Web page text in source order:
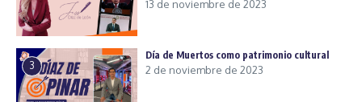
13 de noviembre de 2023
3
Día de Muertos como patrimonio cultural
2 de noviembre de 2023